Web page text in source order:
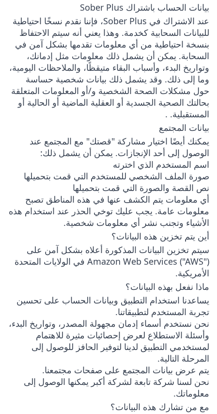
بيانات الحساب باشتراك Sober Plus
عند الاشتراك في Sober Plus، فإننا نقدم نسخًا احتياطية
للبيانات السحابية كخدمة. وهذا يعني أنه سيتم الاحتفاظ
بنسخة احتياطية من أي معلومات تقدمها بشكل آمن في
السحابة. يمكن أن يشمل ذلك معلومات مثل إدمانك،
وتواريخ البدء، وأسباب البقاء متيقظًا، والملاحظات اليومية،
وما إلى ذلك. وقد يشمل ذلك بيانات شخصية حساسة
حول مشكلات الصحة الشخصية و/أو المعلومات المتعلقة
بحالتك الصحية الجسدية أو العقلية الماضية أو الحالية أو
المستقبلية. .
بيانات المجتمع
يمكنك أيضًا اختيار مشاركة "قصتك" مع المجتمع عند
الوصول إلى أحد الإنجازات. يمكن أن يشمل ذلك:
اسم المستخدم الذي اخترته
صورة الملف الشخصي للمستخدم التي قمت بتحميلها
نص القصة والصورة التي قمت بتحميلها
أي معلومات يتم الكشف عنها في هذه المناطق تصبح
معلومات عامة. يجب عليك توخي الحذر عند استخدام هذه
الأشياء وتجنب نشر أي معلومات شخصية.
أين يتم تخزين هذه البيانات؟
سيتم تخزين البيانات المذكورة أعلاه بشكل آمن على
Amazon Web Services ("AWS") في الولايات المتحدة
الأمريكية.
ماذا نفعل بهذه البيانات؟
يساعدنا استخدام التطبيق وبيانات الحساب على تحسين
تجربة المستخدم لتطبيقاتنا.
نحن نستخدم أسماء إدمان مجهولة المصدر، وتواريخ البدء،
وأسئلة الاستطلاع لعرض إحصائيات مثيرة للاهتمام
لمستخدمي التطبيق لدينا لتوفير الحافز للوصول إلى
المرحلة التالية.
يتم عرض بيانات المجتمع على صفحات مجتمعنا.
نحن لسنا شركة تابعة لشركة أكبر يمكنها الوصول إلى
معلوماتك.
مع من تشارك هذه البيانات؟